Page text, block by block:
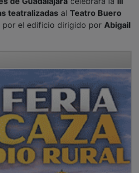
teatralizadasal Teatro Buero
por el edificio dirigido porAbigail